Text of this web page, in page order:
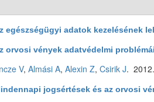
egészségügyi adatok kezelésének
orvosi vények adatvédelmi problémái
V, Almási A, Alexin Z, Csirik J. 2012.
jogsértések és az orvosi